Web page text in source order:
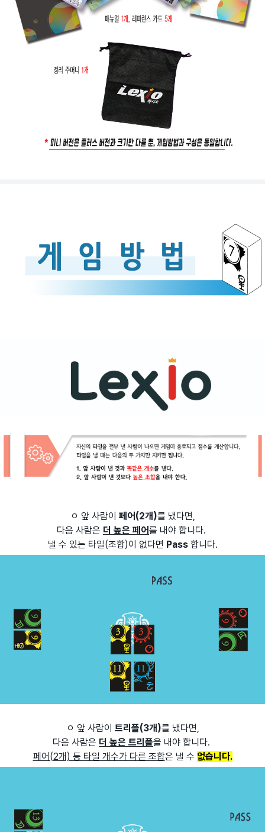
ㅇ 앞 사람이 페어(2개)를 냈다면,
다음 사람은 더 높은 페어를 내야 합니다.
낼 수 있는 타일(조합)이 없다면 Pass합니다.
ㅇ 앞 사람이 트리플(3개)를 냈다면,
다음 사람은 더 높은 트리플을 내야 합니다.
페어(2개) 등 타일 개수가 다른 조합은 낼 수 없습니다.